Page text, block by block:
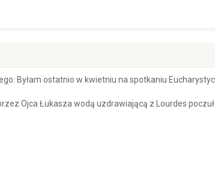
Byłam ostatnio w kwietniu na spotkaniu
Ojca Łukasza wodą uzdrawiającą z Lourdes